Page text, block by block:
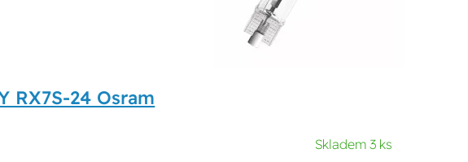
RX7S-24 Osram
Skladem 3 ks